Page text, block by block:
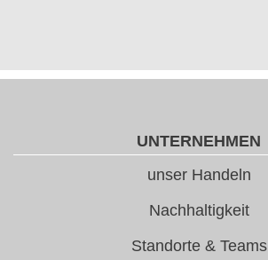
UNTERNEHMEN
unser Handeln
Nachhaltigkeit
Standorte & Teams